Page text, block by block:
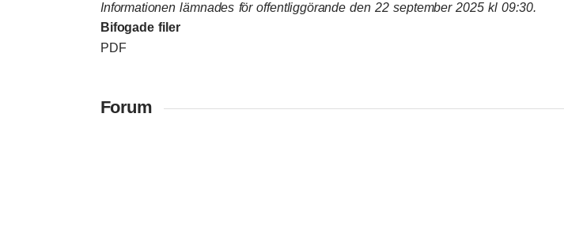
Informationen lämnades för offentliggörande den 22 september 2025 kl 09:30.
Bifogade filer
PDF
Forum